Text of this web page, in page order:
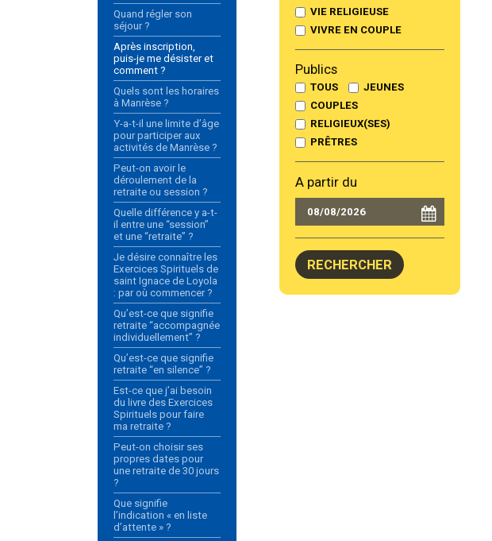
VIE RELIGIEUSE
VIVRE EN COUPLE
Publics
TOUS
JEUNES
COUPLES
RELIGIEUX(SES)
PRÊTRES
A partir du
Quand régler son
séjour ?
Après inscription,
puis-je me désister et
comment ?
Quels sont les horaires
à Manrèse ?
Y-a-t-il une limite d’âge
pour participer aux
activités de Manrèse ?
Peut-on avoir le
déroulement de la
retraite ou session ?
Quelle différence y a-t-
il entre une “session”
et une “retraite” ?
Je désire connaître les
Exercices Spirituels de
saint Ignace de Loyola
: par où commencer ?
Qu’est-ce que signifie
retraite “accompagnée
individuellement” ?
Qu’est-ce que signifie
retraite “en silence” ?
Est-ce que j’ai besoin
du livre des Exercices
Spirituels pour faire
ma retraite ?
Peut-on choisir ses
propres dates pour
une retraite de 30 jours
?
Que signifie
l’indication « en liste
d’attente » ?